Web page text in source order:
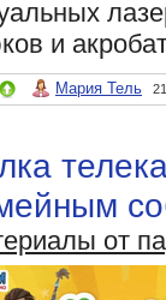
и
Мария Тель
от